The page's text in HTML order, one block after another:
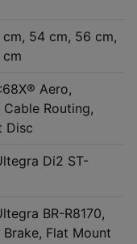
54 cm, 56 cm,
Aero,
Routing,
Disc
Di2 ST-
BR-R8170,
Flat Mount